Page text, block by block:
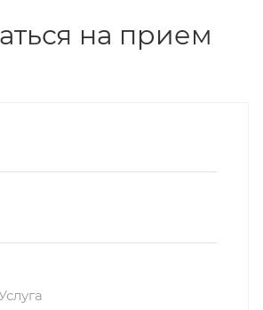
на прием